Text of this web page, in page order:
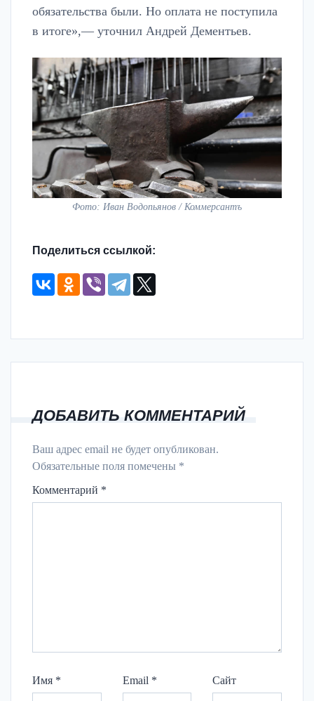
обязательства были. Но оплата не поступила
в итоге»,— уточнил Андрей Дементьев.
Фото: Иван Водопьянов / Коммерсантъ
Поделиться ссылкой:
ДОБАВИТЬ КОММЕНТАРИЙ
Ваш адрес email не будет опубликован.
Обязательные поля помечены *
Комментарий *
Имя * Email * Сайт